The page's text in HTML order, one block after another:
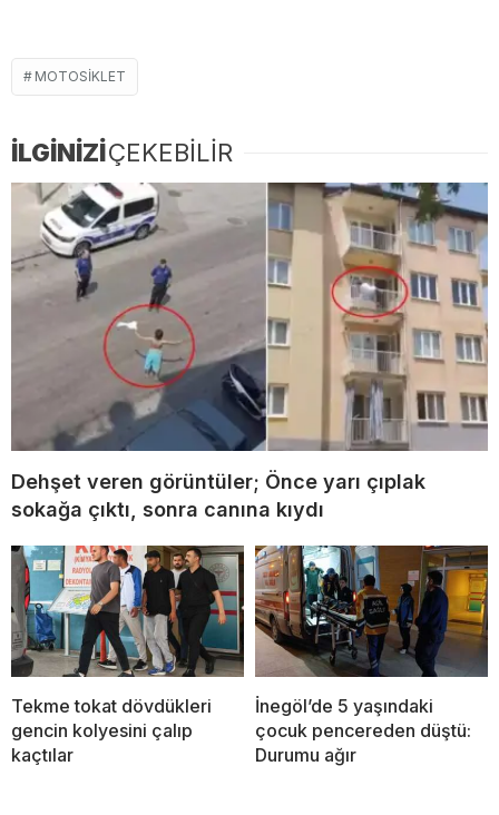
MOTOSIKLET
İLGİNİZİÇEKEBİLİR
Dehşet veren görüntüler; Önce yarı çıplak
sokağa çıktı, sonra canına kıydı
Tekme tokat dövdükleri
gencin kolyesini çalıp
kaçtılar
İnegöl’de 5 yaşındaki
çocuk pencereden düştü:
Durumu ağır